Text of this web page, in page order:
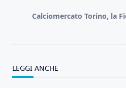
reader-Calciomercato Torino, la
LEGGI ANCHE